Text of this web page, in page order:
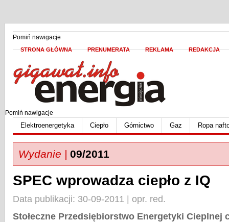
Pomiń nawigacje
STRONA GŁÓWNA PRENUMERATA REKLAMA REDAKCJA
Pomiń nawigacje
Elektroenergetyka Ciepło Górnictwo Gaz Ropa
Wydanie | 09/2011
SPEC wprowadza ciepło z IQ
Data publikacji: 30-09-2011 | opr. red.
Stołeczne Przedsiębiorstwo Energetyki Cieplnej